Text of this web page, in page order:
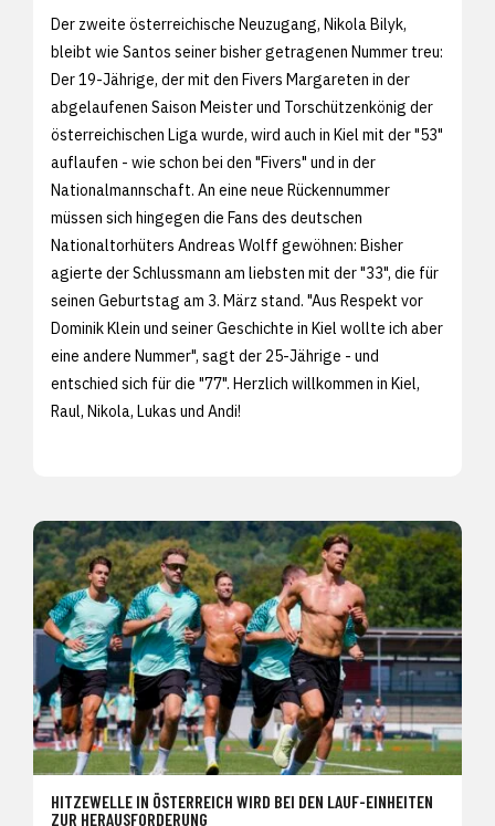
Der zweite österreichische Neuzugang, Nikola Bilyk,
bleibt wie Santos seiner bisher getragenen Nummer treu:
Der 19-Jährige, der mit den Fivers Margareten in der
abgelaufenen Saison Meister und Torschützenkönig der
österreichischen Liga wurde, wird auch in Kiel mit der "53"
auflaufen - wie schon bei den "Fivers" und in der
Nationalmannschaft. An eine neue Rückennummer
müssen sich hingegen die Fans des deutschen
Nationaltorhüters Andreas Wolff gewöhnen: Bisher
agierte der Schlussmann am liebsten mit der "33", die für
seinen Geburtstag am 3. März stand. "Aus Respekt vor
Dominik Klein und seiner Geschichte in Kiel wollte ich aber
eine andere Nummer", sagt der 25-Jährige - und
entschied sich für die "77". Herzlich willkommen in Kiel,
Raul, Nikola, Lukas und Andi!
HITZEWELLE IN ÖSTERREICH WIRD BEI DEN LAUF-EINHEITEN
ZUR HERAUSFORDERUNG